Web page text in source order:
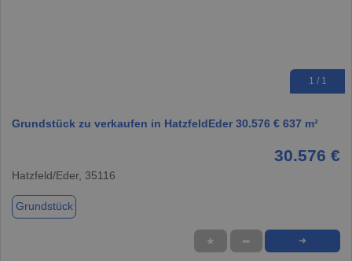
1 / 1
Grundstück zu verkaufen in HatzfeldEder 30.576 € 637 m²
30.576 €
Hatzfeld/Eder, 35116
Grundstück
★ ➦ ➜